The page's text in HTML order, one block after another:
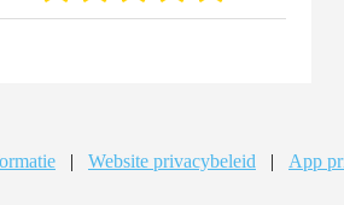
| Website privacybeleid | App